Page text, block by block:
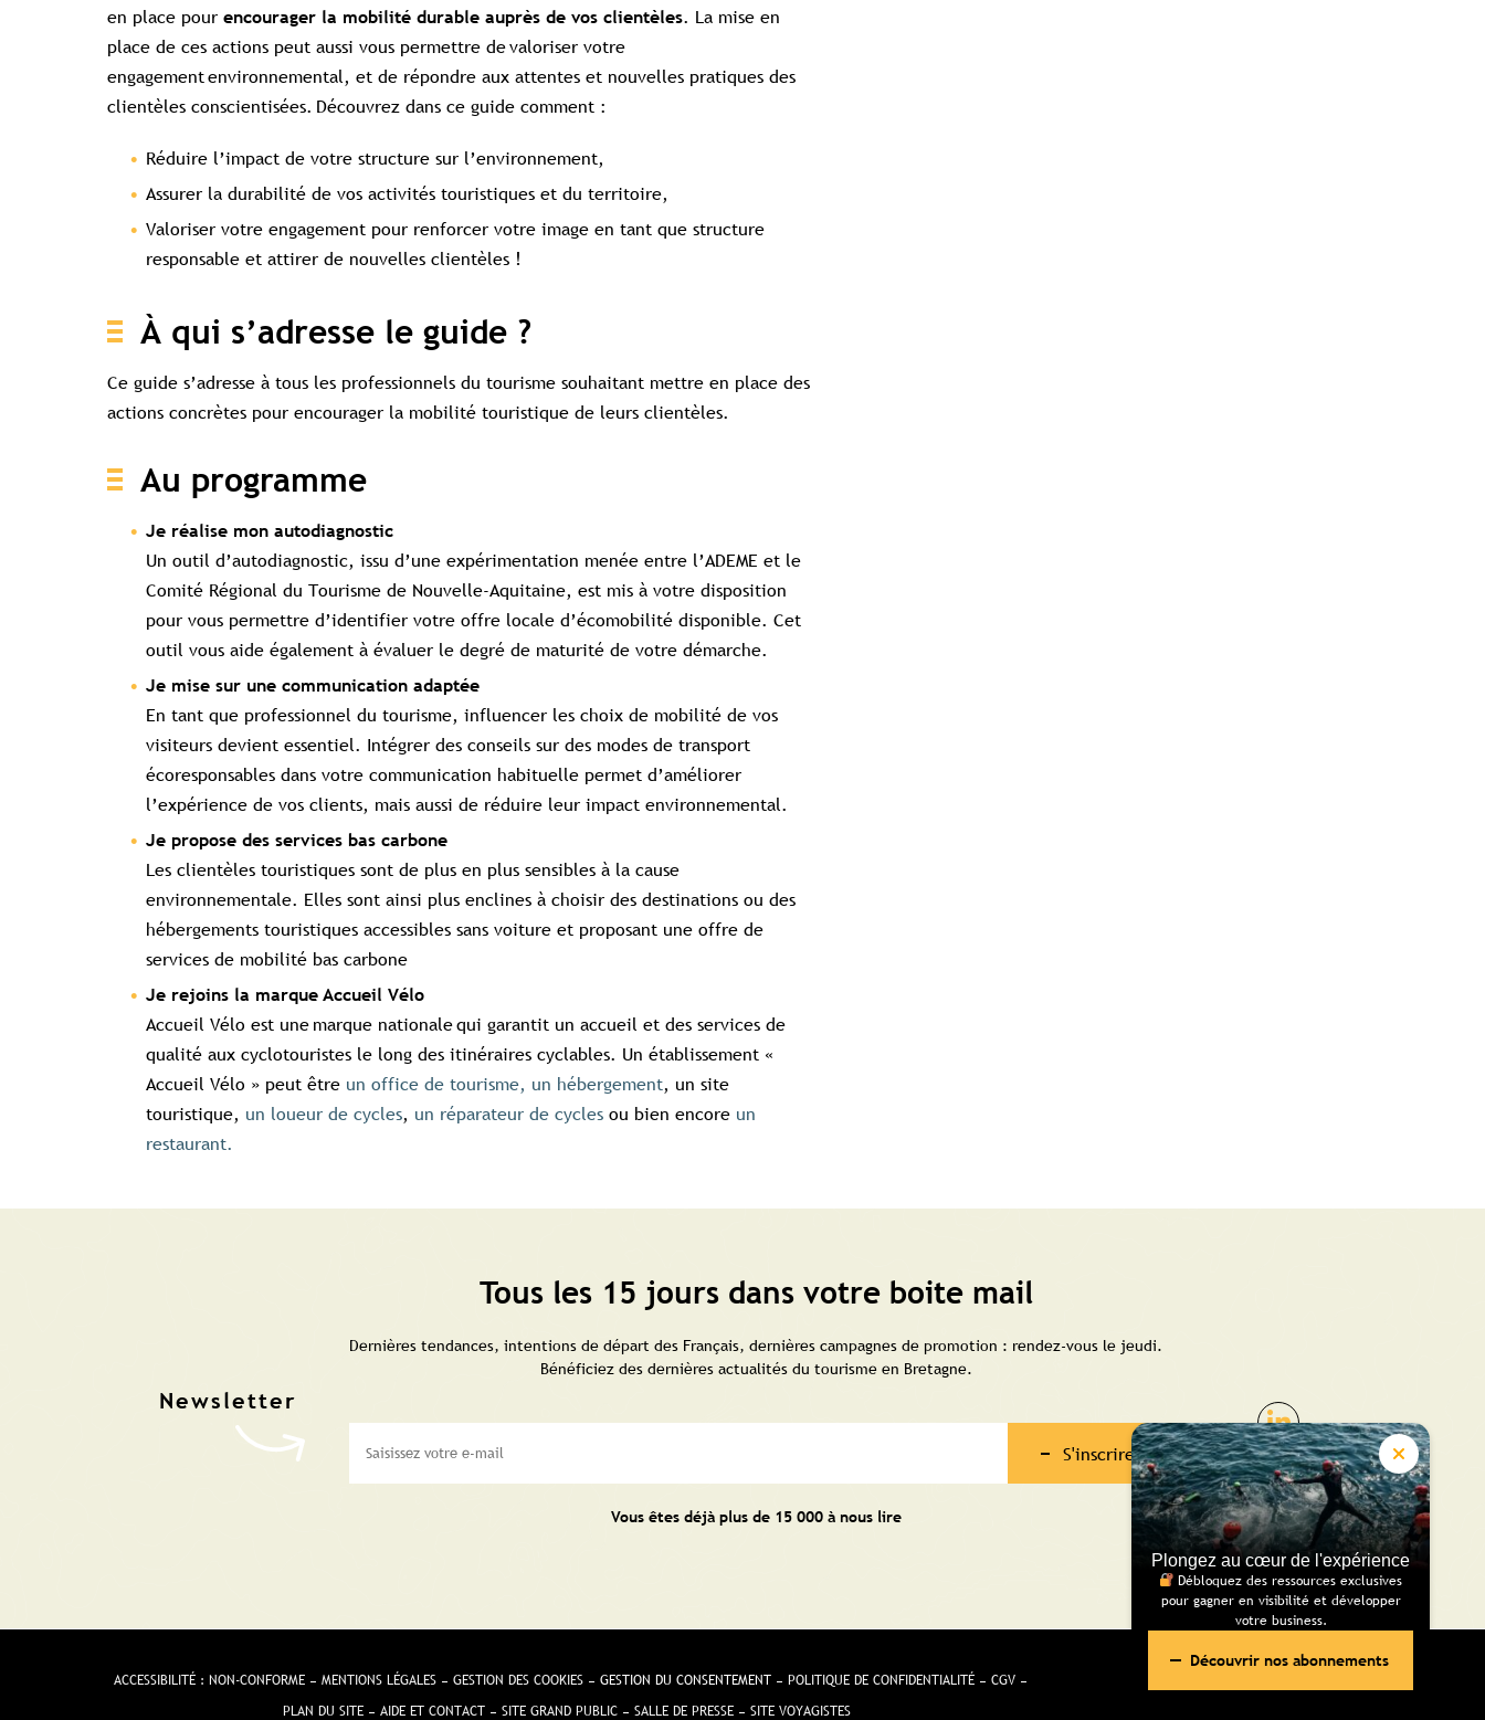
en place pour encourager la mobilité durable auprès de vos clientèles. La mise en
place de ces actions peut aussi vous permettre de valoriser votre
engagement environnemental, et de répondre aux attentes et nouvelles pratiques des
clientèles conscientisées. Découvrez dans ce guide comment :
Réduire l’impact de votre structure sur l’environnement,
Assurer la durabilité de vos activités touristiques et du territoire,
Valoriser votre engagement pour renforcer votre image en tant que structure
responsable et attirer de nouvelles clientèles !
À qui s’adresse le guide ?
Ce guide s’adresse à tous les professionnels du tourisme souhaitant mettre en place des
actions concrètes pour encourager la mobilité touristique de leurs clientèles.
Au programme
Je réalise mon autodiagnostic
Un outil d’autodiagnostic, issu d’une expérimentation menée entre l’ADEME et le
Comité Régional du Tourisme de Nouvelle-Aquitaine, est mis à votre disposition
pour vous permettre d’identifier votre offre locale d’écomobilité disponible. Cet
outil vous aide également à évaluer le degré de maturité de votre démarche.
Je mise sur une communication adaptée
En tant que professionnel du tourisme, influencer les choix de mobilité de vos
visiteurs devient essentiel. Intégrer des conseils sur des modes de transport
écoresponsables dans votre communication habituelle permet d’améliorer
l’expérience de vos clients, mais aussi de réduire leur impact environnemental.
Je propose des services bas carbone
Les clientèles touristiques sont de plus en plus sensibles à la cause
environnementale. Elles sont ainsi plus enclines à choisir des destinations ou des
hébergements touristiques accessibles sans voiture et proposant une offre de
services de mobilité bas carbone
Je rejoins la marque Accueil Vélo
Accueil Vélo est une marque nationale qui garantit un accueil et des services de
qualité aux cyclotouristes le long des itinéraires cyclables. Un établissement «
Accueil Vélo » peut être un office de tourisme, un hébergement, un site
touristique, un loueur de cycles, un réparateur de cycles ou bien encore un
restaurant.
Plongez au cœur de l'expérience
Débloquez des ressources exclusives
pour gagner en visibilité et développer
votre business.
Découvrir nos abonnements
Tous les 15 jours dans votre boite mail
Dernières tendances, intentions de départ des Français, dernières campagnes de promotion : rendez-vous le jeudi.
Bénéficiez des dernières actualités du tourisme en Bretagne.
S'inscrire
Vous êtes déjà plus de 15 000 à nous lire
ACCESSIBILITÉ : NON-CONFORME MENTIONS LÉGALES GESTION DES COOKIES GESTION DU CONSENTEMENT POLITIQUE DE CONFIDENTIALITÉ
CGV
PLAN DU SITE
AIDE ET CONTACT SITE GRAND PUBLIC SALLE DE PRESSE SITE VOYAGISTES
Réalisé pour vous avec passion | Voyelle
Contenu réservé aux abonné(e)s premium
Souscrivez à l'abonnement et accédez à tous nos contenus
exclusifs
Accès complet aux études Accès aux guides pratiques